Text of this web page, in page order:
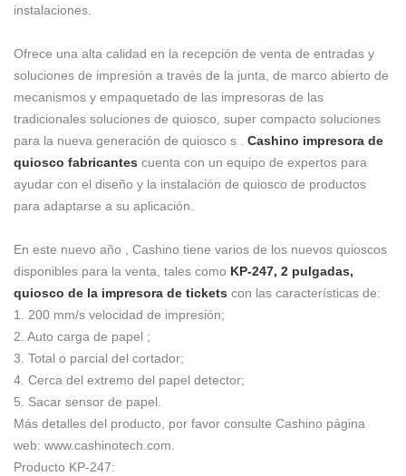
instalaciones.
Ofrece una alta calidad en la recepción de venta de entradas y
soluciones de impresión a través de la junta, de marco abierto de
mecanismos y empaquetado de las impresoras de las
tradicionales soluciones de quiosco, super compacto soluciones
para la nueva generación de quiosco s
Cashino impresora de
quiosco fabricantes cuenta con un equipo de expertos para
ayudar con el diseño y la instalación de quiosco de productos
para adaptarse a su aplicación.
En este nuevo año , Cashino tiene varios de los nuevos quioscos
disponibles para la venta, tales como KP-247, 2 pulgadas,
quiosco de la impresora de tickets con las características de:
1. 200 mm/s velocidad de impresión;
2. Auto carga de papel ;
3. Total o parcial del cortador;
4. Cerca del extremo del papel detector;
5. Sacar sensor de papel.
Más detalles del producto, por favor consulte Cashino página
web: www.cashinotech.com.
Producto KP-247: